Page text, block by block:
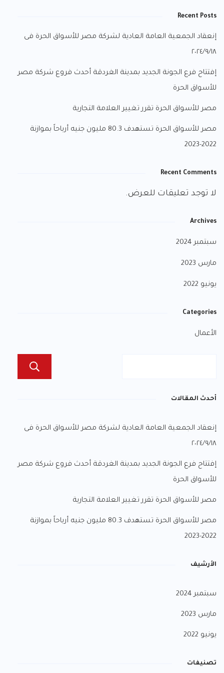
Recent Posts
إنعقاد الجمعية العامة العادية لشركة مصر للأسواق الحرة فى
٢٠٢٤/٩/١٨
إفتتاح فرع الجونة الجديد بمدينة الغردقة أحدث فروع شركة مصر
للأسواق الحرة
مصر للأسواق الحرة تقرر تغيير العلامة التجارية
مصر للأسواق الحرة تستهدف 80.3 مليون جنيه أرباحاً بموازنة
2022-2023
Recent Comments
لا توجد تعليقات للعرض.
Archives
سبتمبر 2024
مارس 2023
يونيو 2022
Categories
الأعمال
أحدث المقالات
إنعقاد الجمعية العامة العادية لشركة مصر للأسواق الحرة فى
٢٠٢٤/٩/١٨
إفتتاح فرع الجونة الجديد بمدينة الغردقة أحدث فروع شركة مصر
للأسواق الحرة
مصر للأسواق الحرة تقرر تغيير العلامة التجارية
مصر للأسواق الحرة تستهدف 80.3 مليون جنيه أرباحاً بموازنة
2022-2023
الأرشيف
سبتمبر 2024
مارس 2023
يونيو 2022
تصنيفات